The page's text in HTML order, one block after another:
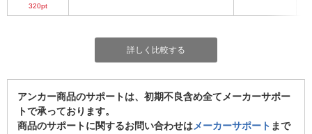
320pt
詳しく比較する
アンカー商品のサポートは、初期不良含め全てメーカーサポー
トで承っております。
商品のサポートに関するお問い合わせはメーカーサポート まで